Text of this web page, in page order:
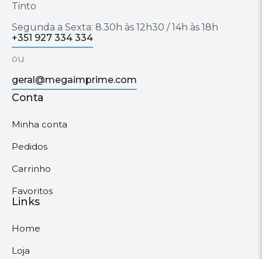
Tinto
Segunda a Sexta: 8.30h às 12h30 / 14h às 18h
+351 927 334 334
ou
geral@megaimprime.com
Conta
Minha conta
Pedidos
Carrinho
Favoritos
Links
Home
Loja